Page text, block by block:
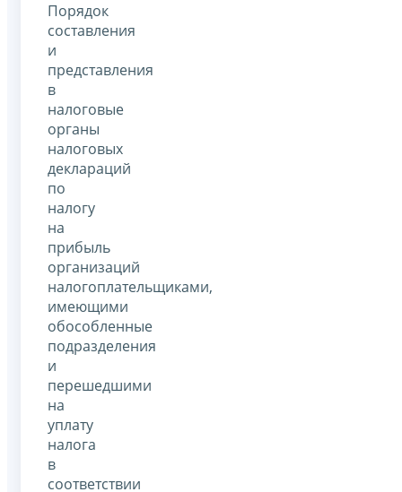
Порядок
составления
и
представления
в
налоговые
органы
налоговых
деклараций
по
налогу
на
прибыль
организаций
налогоплательщиками,
имеющими
обособленные
подразделения
и
перешедшими
на
уплату
налога
в
соответствии